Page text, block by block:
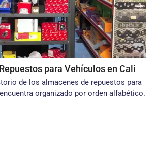
para Vehículos en Cali
de los almacenes de repuestos para
organizado por orden alfabético.